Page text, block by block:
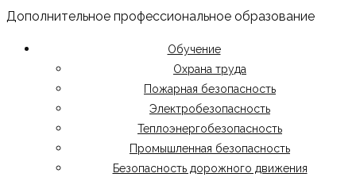
Дополнительное профессиональное образование
Обучение
Охрана труда
Пожарная безопасность
Электробезопасность
Теплоэнергобезопасность
Промышленная безопасность
Безопасность дорожного движения